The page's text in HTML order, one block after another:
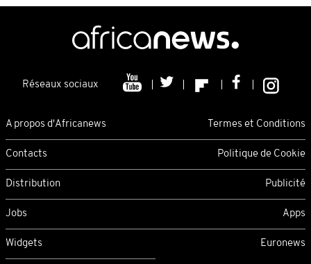
Réseaux sociaux
A propos d'Africanews Termes et Conditions
Contacts Politique de Cookie
Distribution Publicité
Jobs Apps
Widgets Euronews